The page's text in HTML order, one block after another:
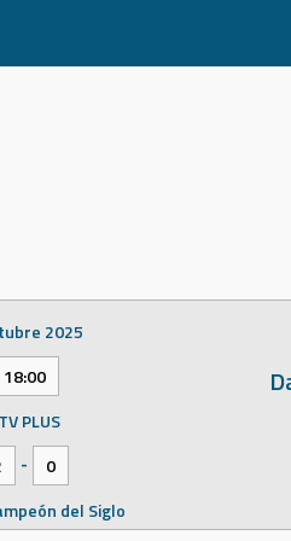
2025
18:00
PLUS
-
0
del Siglo